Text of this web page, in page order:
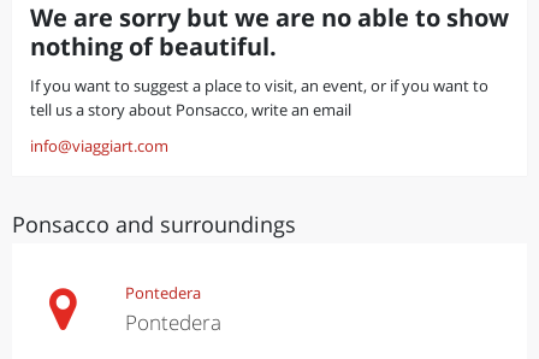
We are sorry but we are no able to show
nothing of beautiful.
If you want to suggest a place to visit, an event, or if you want to
tell us a story about Ponsacco, write an email
info@viaggiart.com
Ponsacco and surroundings
Pontedera
Pontedera